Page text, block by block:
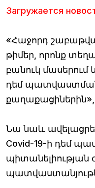
Загружается
«Հաջորդ
թիմեր, որոնք
բանուկ մասերում
դեմ պատվաստման
քաղաքացիներին»,
Նա նաև
Covid-19-ի դեմ
պիտանելիության